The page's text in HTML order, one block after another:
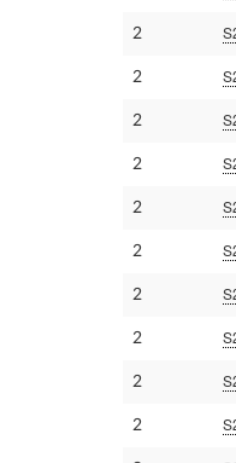
2
2
2
2
2
2
2
2
2
2